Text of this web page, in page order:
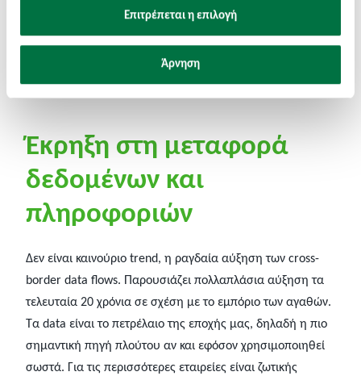
Επιτρέπεται η επιλογή
Άρνηση
κοντινή απόσταση από τα σημεία πώλησης, καθώς και οι
κλίμακες παραγωγής που οδήγησαν εξ’ αρχης την
παραγωγή σε τόπους μακρινούς, θα επαναξιολογηθούν.
Έκρηξη στη μεταφορά
δεδομένων και
πληροφοριών
Δεν είναι καινούριο trend, η ραγδαία αύξηση των cross-
border data flows. Παρουσιάζει πολλαπλάσια αύξηση τα
τελευταία 20 χρόνια σε σχέση με το εμπόριο των αγαθών.
Τα data είναι το πετρέλαιο της εποχής μας, δηλαδή η πιο
σημαντική πηγή πλούτου αν και εφόσον χρησιμοποιηθεί
σωστά. Για τις περισσότερες εταιρείες είναι ζωτικής